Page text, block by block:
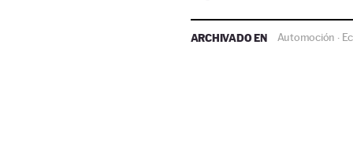
ARCHIVADO EN Automoción ·